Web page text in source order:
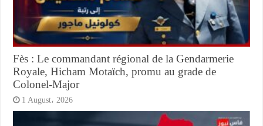
Fès : Le commandant régional de la Gendarmerie
Royale, Hicham Motaïch, promu au grade de
Colonel-Major
1 August، 2026